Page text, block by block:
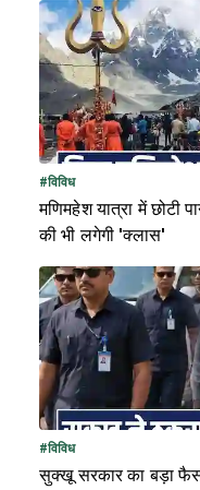
#विविध
मणिमहेश यात्रा में छोटी
की भी लगेगी 'क्लास'
#विविध
सुक्खू सरकार का बड़ा